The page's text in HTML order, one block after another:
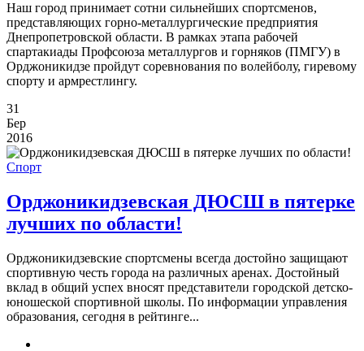
Наш город принимает сотни сильнейших спортсменов,
представляющих горно-металлургические предприятия
Днепропетровской области. В рамках этапа рабочей
спартакиады Профсоюза металлургов и горняков (ПМГУ) в
Орджоникидзе пройдут соревнования по волейболу, гиревому
спорту и армрестлингу.
31
Бер
2016
Спорт
Орджоникидзевская ДЮСШ в пятерке
лучших по области!
Орджоникидзевские спортсмены всегда достойно защищают
спортивную честь города на различных аренах. Достойный
вклад в общий успех вносят представители городской детско-
юношеской спортивной школы. По информации управления
образования, сегодня в рейтинге...